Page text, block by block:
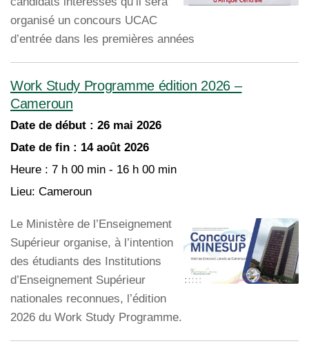
organisé un concours UCAC
d’entrée dans les premières années
Work Study Programme édition 2026 –
Cameroun
Date de début : 26 mai 2026
Date de fin : 14 août 2026
Heure : 7 h 00 min - 16 h 00 min
Lieu: Cameroun
Le Ministère de l’Enseignement
Supérieur organise, à l’intention
des étudiants des Institutions
d’Enseignement Supérieur
nationales reconnues, l’édition
2026 du Work Study Programme.